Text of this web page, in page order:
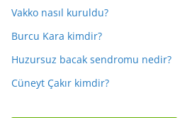
Vakko nasıl kuruldu?
Burcu Kara kimdir?
Huzursuz bacak sendromu nedir?
Cüneyt Çakır kimdir?